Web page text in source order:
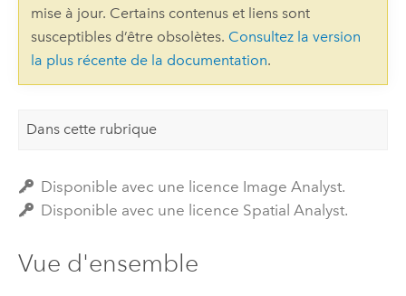
mise à jour. Certains contenus et liens sont
susceptibles d’être obsolètes. Consultez la version
la plus récente de la documentation.
Dans cette rubrique
Disponible avec une licence Image Analyst.
Disponible avec une licence Spatial Analyst.
Vue d'ensemble